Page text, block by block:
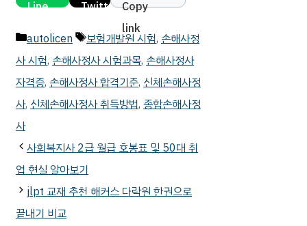
카
테
고
리
autolicen
태
그
보험개발원 시험, 손해사정
사 시험, 손해사정사 시험과목, 손해사정사
자격증, 손해사정사 합격기준, 신체손해사정
사, 신체손해사정사 취득방법, 종합손해사정
사
사회복지사 2급 월급 호봉표 및 50대 취
업 현실 알아보기
jlpt 교재 추천 해커스 다락원 한권으로
끝내기 비교